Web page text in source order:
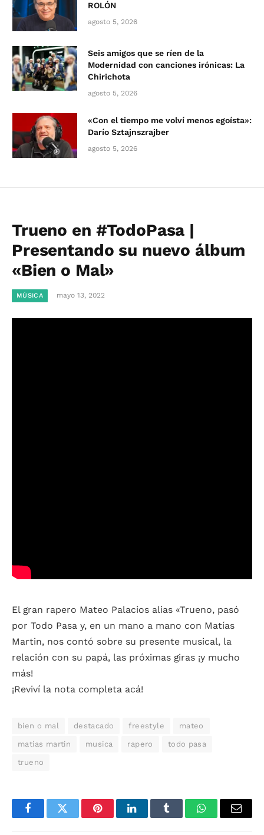
ROLÓN
agosto 5, 2026
Seis amigos que se ríen de la
Modernidad con canciones irónicas: La
Chirichota
agosto 5, 2026
«Con el tiempo me volví menos egoísta»:
Darío Sztajnszrajber
agosto 5, 2026
Trueno en #TodoPasa |
Presentando su nuevo álbum
«Bien o Mal»
MÚSICA mayo 13, 2022
El gran rapero Mateo Palacios alias «Trueno, pasó
por Todo Pasa y, en un mano a mano con Matías
Martin, nos contó sobre su presente musical, la
relación con su papá, las próximas giras ¡y mucho
más!
¡Reviví la nota completa acá!
bien o mal destacado freestyle mateo
matias martin musica rapero todo pasa
trueno
FacebookTwitter PinterestLinkedInTumblr WhatsAppEmail